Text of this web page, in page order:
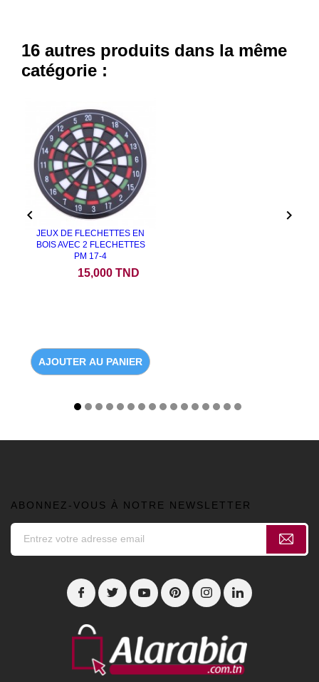
16 autres produits dans la même
catégorie :
JEUX DE FLECHETTES EN
BOIS AVEC 2 FLECHETTES
PM 17-4
15,000 TND
AJOUTER AU PANIER
 
ABONNEZ-VOUS À NOTRE NEWSLETTER